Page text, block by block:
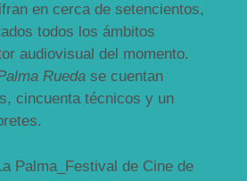
en cerca de setencientos,
todos los ámbitos
audiovisual del momento.
Rueda se cuentan
cincuenta técnicos y un
Palma_Festival de Cine de